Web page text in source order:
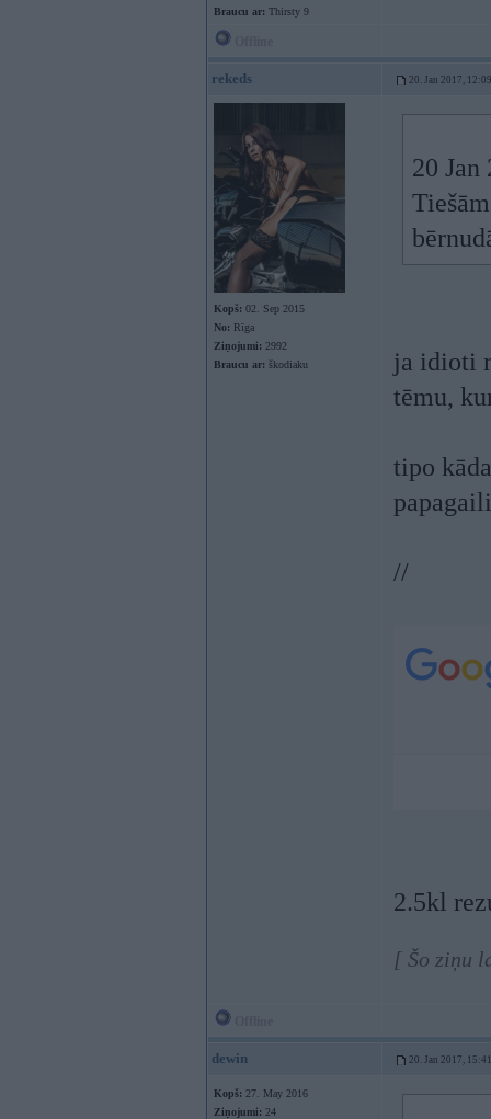
Braucu ar: Thirsty 9
rekeds 20. Jan 2017, 12:09
Kopš: 02. Sep 2015
No: Rīga
Ziņojumi: 2992
Braucu ar: škodiaku
20
ja idioti
tēmu,
tipo
//
2.5kl
[ Šo ziņu
dewin 20. Jan 2017, 15:41
Kopš: 27. May 2016
Ziņojumi: 24